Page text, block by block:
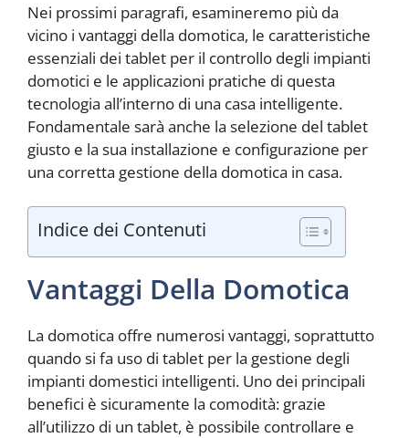
Nei prossimi paragrafi, esamineremo più da
vicino i vantaggi della domotica, le caratteristiche
essenziali dei tablet per il controllo degli impianti
domotici e le applicazioni pratiche di questa
tecnologia all’interno di una casa intelligente.
Fondamentale sarà anche la selezione del tablet
giusto e la sua installazione e configurazione per
una corretta gestione della domotica in casa.
Indice dei Contenuti
Vantaggi Della Domotica
La domotica offre numerosi vantaggi, soprattutto
quando si fa uso di tablet per la gestione degli
impianti domestici intelligenti. Uno dei principali
benefici è sicuramente la comodità: grazie
all’utilizzo di un tablet, è possibile controllare e